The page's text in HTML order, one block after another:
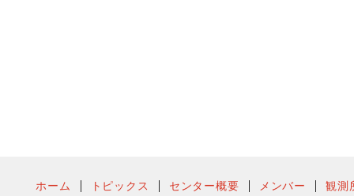
ホーム トピックス センター概要 メンバー 観測